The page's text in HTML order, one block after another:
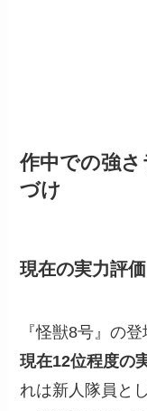
作中での強
づけ
現在の実力評価
『怪獣8号』の
現在12位程度の
れは新人隊員と